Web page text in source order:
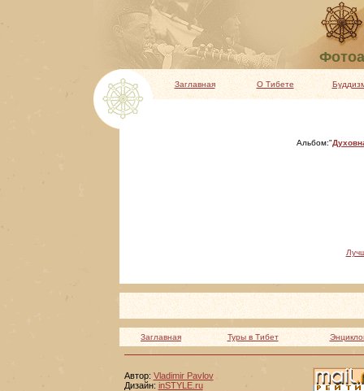
Заглавная О Тибете
Альбом:"
Заглавная Туры в Тибет
Автор: Vladimir Pavlov
Дизайн: inSTYLE.ru